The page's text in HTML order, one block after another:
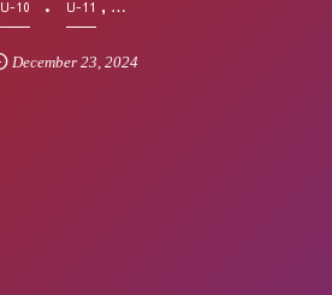
U-10 U-11 , …
December 23 ,2024